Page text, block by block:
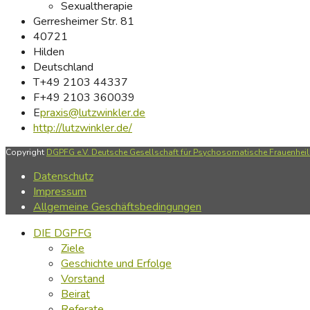
Sexualtherapie
Gerresheimer Str. 81
40721
Hilden
Deutschland
T+49 2103 44337
F+49 2103 360039
Epraxis@lutzwinkler.de
http://lutzwinkler.de/
Copyright DGPFG e.V. Deutsche Gesellschaft für Psychosomatische
Datenschutz
Impressum
Allgemeine Geschäftsbedingungen
DIE DGPFG
Ziele
Geschichte und Erfolge
Vorstand
Beirat